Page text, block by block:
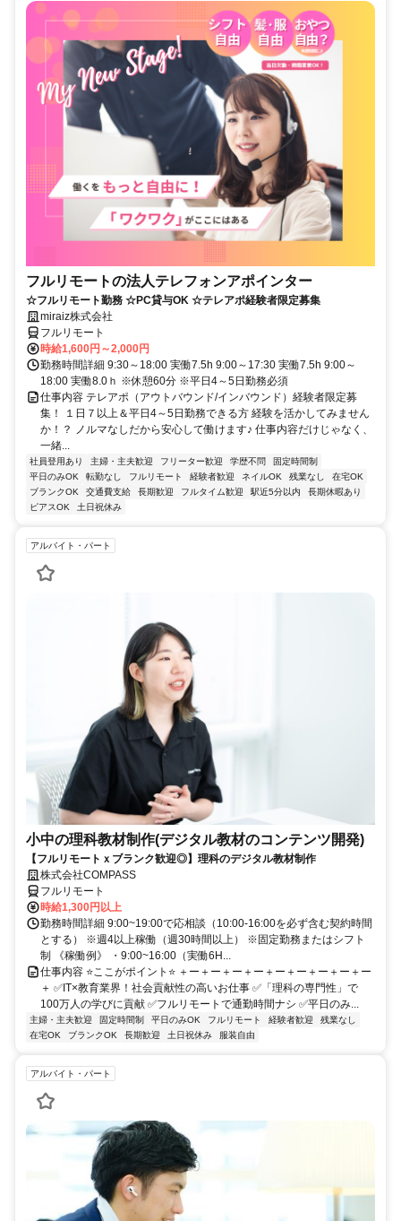
フルリモートの法人テレフォンアポインター
☆フルリモート勤務 ☆PC貸与OK ☆テレアポ経験者限定募集
miraiz株式会社
フルリモート
時給1,600円～2,000円
勤務時間詳細 9:30～18:00 実働7.5h 9:00～17:30 実働7.5h 9:00～
18:00 実働8.0ｈ ※休憩60分 ※平日4～5日勤務必須
仕事内容 テレアポ（アウトバウンド/インバウンド）経験者限定募
集！ １日７以上＆平日4～5日勤務できる方 経験を活かしてみません
か！？ ノルマなしだから安心して働けます♪ 仕事内容だけじゃなく、
一緒...
社員登用あり 主婦・主夫歓迎 フリーター歓迎 学歴不問
固定時間制
平日のみOK
転勤なし フルリモート 経験者歓迎 ネイルOK 残業なし
在宅OK
ブランクOK
交通費支給 長期歓迎 フルタイム歓迎 駅近5分以内
長期休暇あり
ピアスOK
土日祝休み
アルバイト・パート
小中の理科教材制作(デジタル教材のコンテンツ開発)
【フルリモートｘブランク歓迎◎】理科のデジタル教材制作
株式会社COMPASS
フルリモート
時給1,300円以上
勤務時間詳細 9:00~19:00で応相談（10:00-16:00を必ず含む契約時間
とする） ※週4以上稼働（週30時間以上） ※固定勤務またはシフト
制 《稼働例》 ・9:00~16:00（実働6H...
仕事内容 ⭐ここがポイント⭐ ＋ー＋ー＋ー＋ー＋ー＋ー＋ー＋ー＋ー
＋ ✅IT×教育業界！社会貢献性の高いお仕事 ✅「理科の専門性」で
100万人の学びに貢献 ✅フルリモートで通勤時間ナシ ✅平日のみ...
主婦・主夫歓迎 固定時間制 平日のみOK フルリモート 経験者歓迎
残業なし
在宅OK
ブランクOK 長期歓迎 土日祝休み 服装自由
アルバイト・パート